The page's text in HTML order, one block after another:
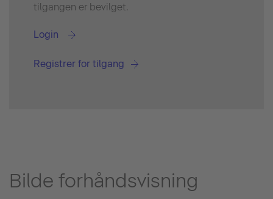
tilgangen er bevilget.
Login
Registrer for tilgang
Bilde forhåndsvisning